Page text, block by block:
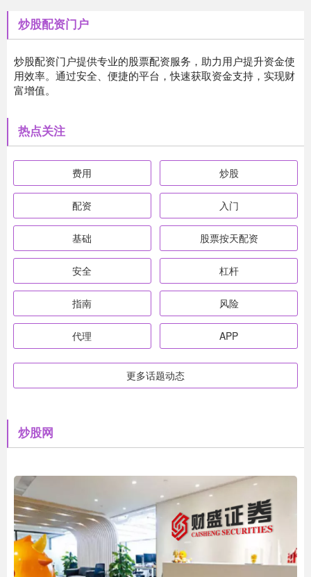
炒股配资门户
炒股配资门户提供专业的股票配资服务，助力用户提升资金使
用效率。通过安全、便捷的平台，快速获取资金支持，实现财
富增值。
热点关注
费用 炒股
配资 入门
基础 股票按天配资
安全 杠杆
指南 风险
代理 APP
更多话题动态
炒股网